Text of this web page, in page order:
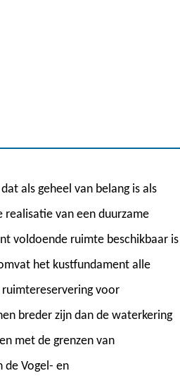
als geheel van belang is als
van een duurzame
voldoende ruimte beschikbaar is
het kustfundament alle
ruimtereservering voor
breder zijn dan de waterkering
met de grenzen van
de Vogel- en